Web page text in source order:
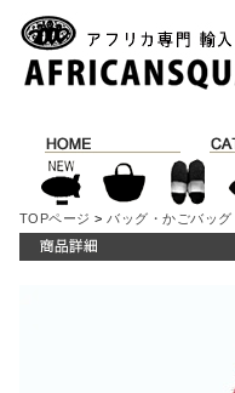
TOPページ > バッグ・かごバッグ